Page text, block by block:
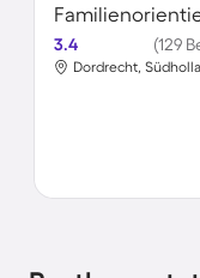
3.4 (129
Dordrecht,